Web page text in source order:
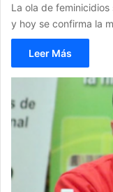
La ola de
y hoy se confirma la
Leer Más